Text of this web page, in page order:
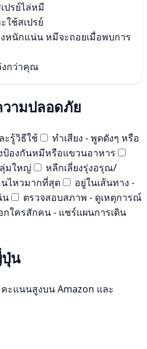
ปรย์ไล่หมี
ใช้สเปรย์
หนักแน่น หมีจะถอยเมื่อพบการ
งกว่าคุณ
ามปลอดภัย
ะรู้วิธีใช้
ทำเสียง - พูดดังๆ หรือ
ป้องกันหมีหรือแขวนอาหาร
มใหญ่
หลีกเลี่ยงรุ่งอรุณ/
นไหวมากที่สุด
อยู่ในเส้นทาง -
น
ตรวจสอบสภาพ - ดูเหตุการณ์
กใครสักคน - แชร์แผนการเดิน
น
ะแนนสูงบน Amazon และ